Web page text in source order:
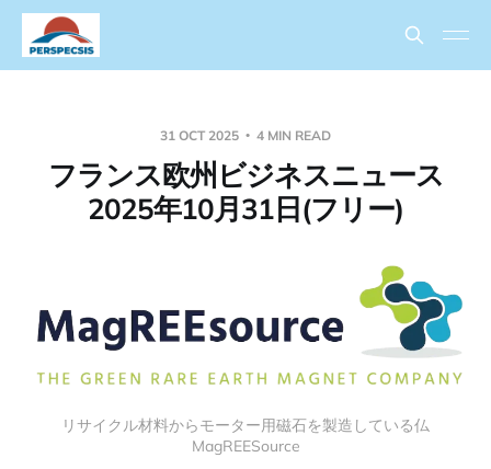
31 OCT 2025 4 MIN READ
フランス欧州ビジネスニュース
2025年10月31日(フリー)
リサイクル材料からモーター用磁石を製造している仏
MagREESource